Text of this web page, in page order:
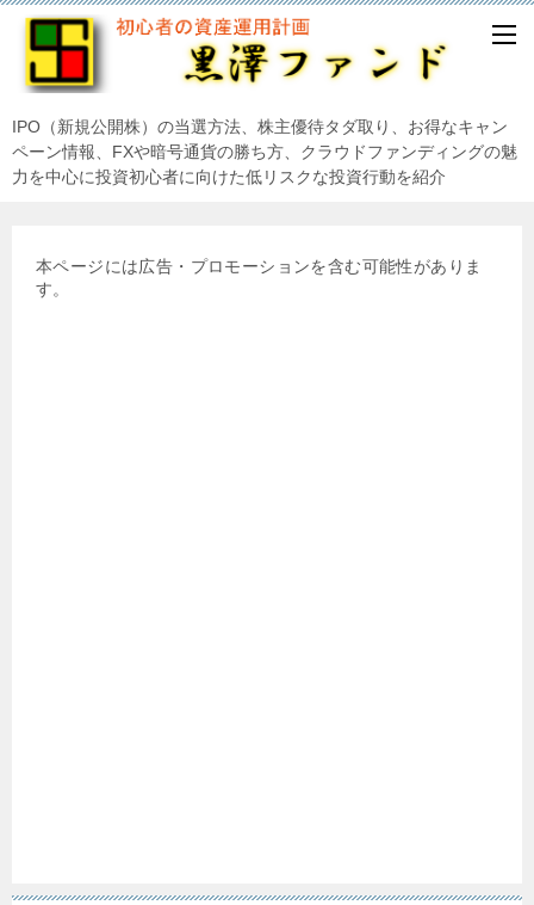
IPO（新規公開株）の当選方法、株主優待タダ取り、お得なキャン
ペーン情報、FXや暗号通貨の勝ち方、クラウドファンディングの魅
力を中心に投資初心者に向けた低リスクな投資行動を紹介
本ページには広告・プロモーションを含む可能性がありま
す。